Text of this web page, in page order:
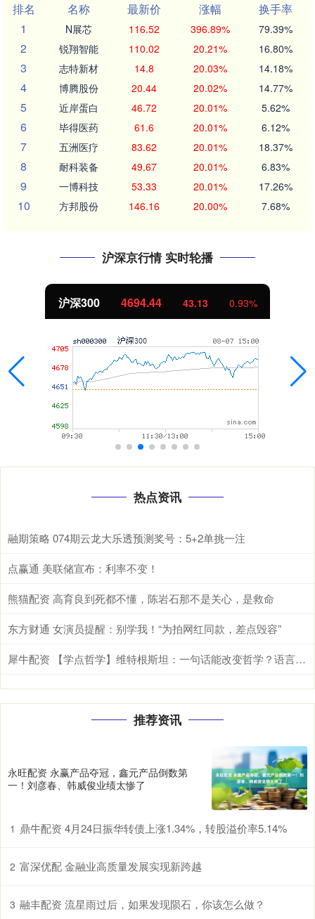
排名
名称 最新价 涨幅
换手率
1
N展芯 116.52 396.89% 79.39%
2 锐翔智能 110.02 20.21% 16.80%
3 志特新材 14.8 20.03% 14.18%
4 博腾股份 20.44 20.02% 14.77%
5 近岸蛋白 46.72 20.01% 5.62%
6 毕得医药 61.6 20.01% 6.12%
7 五洲医疗 83.62 20.01% 18.37%
8 耐科装备 49.67 20.01% 6.83%
9 一博科技 53.33 20.01% 17.26%
10 方邦股份 146.16 20.00% 7.68%
沪深京行情 实时轮播
沪深300 4694.44 43.13 0.93%
热点资讯
融期策略 074期云龙大乐透预测奖号：5+2单挑一注
点赢通 美联储宣布：利率不变！
熊猫配资 高育良到死都不懂，陈岩石那不是关心，是救命
东方财通 女演员提醒：别学我！“为拍网红同款，差点毁容”
犀牛配资 【学点哲学】维特根斯坦：一句话能改变哲学？语言的力量超乎你想象
推荐资讯
永旺配资 永赢产品夺冠，鑫元产品倒数第
一！刘彦春、韩威俊业绩太惨了
1 鼎牛配资 4月24日振华转债上涨1.34%，转股溢价率5.14%
2 富深优配 金融业高质量发展实现新跨越
3 融丰配资 流星雨过后，如果发现陨石，你该怎么做？